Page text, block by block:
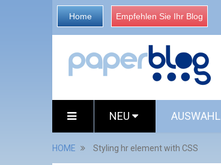
Home Empfehlen Sie Ihr Blog
NEU AUSWAHL
HOME Styling hr element with CSS